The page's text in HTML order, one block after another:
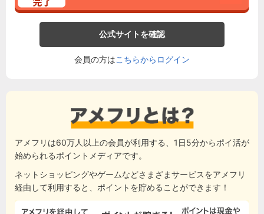
公式サイトを確認
会員の方はこちらからログイン
アメフリは60万人以上の会員が利用する、1日5分からポイ活が
始められるポイントメディアです。
ネットショッピングやゲームなどさまざまサービスをアメフリ
経由して利用すると、ポイントを貯めることができます！